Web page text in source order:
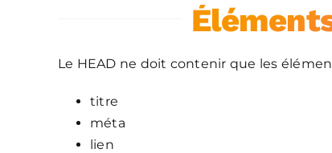
Le HEAD ne doit contenir que les
titre
méta
lien